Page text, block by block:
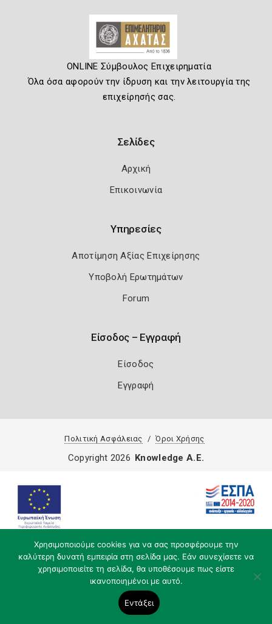
ONLINE Σύμβουλος Επιχειρηματία
Όλα όσα αφορούν την ίδρυση και την λειτουργία της
επιχείρησής σας.
Σελίδες
Αρχική
Επικοινωνία
Υπηρεσίες
Αποτίμηση Αξίας Επιχείρησης
Υποβολή Ερωτημάτων
Forum
Είσοδος – Εγγραφή
Είσοδος
Εγγραφή
Πολιτική Ασφάλειας Όροι Χρήσης
Χρησιμοποιούμε cookies για να σας προσφέρουμε την
καλύτερη δυνατή εμπειρία στη σελίδα μας. Εάν συνεχίσετε να
χρησιμοποιείτε τη σελίδα, θα υποθέσουμε πως είστε
ικανοποιημένοι με αυτό.
Εντάξει
Copyright 2026 Knowledge A.E.